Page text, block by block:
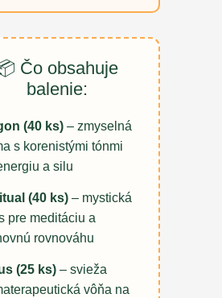
Čo obsahuje
balenie:
(40 ks) – zmyselná
s korenistými tónmi
a silu
(40 ks) – mystická
pre meditáciu a
rovnováhu
(25 ks) – svieža
vôňa na